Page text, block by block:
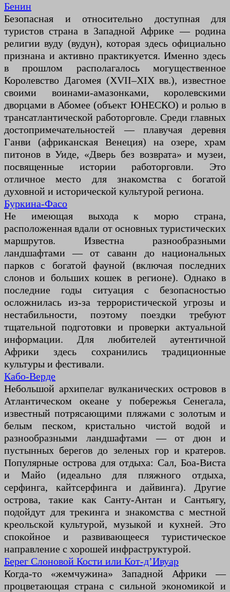
Бенин
Безопасная и относительно доступная для
туристов страна в Западной Африке — родина
религии вуду (вудун), которая здесь официально
признана и активно практикуется. Именно здесь
в прошлом располагалось могущественное
Королевство Дагомея (XVII–XIX вв.), известное
своими воинами-амазонками, королевскими
дворцами в Абомее (объект ЮНЕСКО) и ролью в
трансатлантической работорговле. Среди главных
достопримечательностей — плавучая деревня
Ганви (африканская Венеция) на озере, храм
питонов в Уиде, «Дверь без возврата» и музеи,
посвященные истории работорговли. Это
отличное место для знакомства с богатой
духовной и исторической культурой региона.
Буркина-Фасо
Не имеющая выхода к морю страна,
расположенная вдали от основных туристических
маршрутов. Известна разнообразными
ландшафтами — от саванн до национальных
парков с богатой фауной (включая последних
слонов и больших кошек в регионе). Однако в
последние годы ситуация с безопасностью
осложнилась из-за террористической угрозы и
нестабильности, поэтому поездки требуют
тщательной подготовки и проверки актуальной
информации. Для любителей аутентичной
Африки здесь сохранились традиционные
культуры и фестивали.
Кабо-Верде
Небольшой архипелаг вулканических островов в
Атлантическом океане у побережья Сенегала,
известный потрясающими пляжами с золотым и
белым песком, кристально чистой водой и
разнообразными ландшафтами — от дюн и
пустынных берегов до зеленых гор и кратеров.
Популярные острова для отдыха: Сал, Боа-Виста
и Майо (идеально для пляжного отдыха,
серфинга, кайтсерфинга и дайвинга). Другие
острова, такие как Санту-Антан и Сантьягу,
подойдут для трекинга и знакомства с местной
креольской культурой, музыкой и кухней. Это
спокойное и развивающееся туристическое
направление с хорошей инфраструктурой.
Берег Слоновой Кости или Кот-д’Ивуар
Когда-то «жемчужина» Западной Африки —
процветающая страна с сильной экономикой и